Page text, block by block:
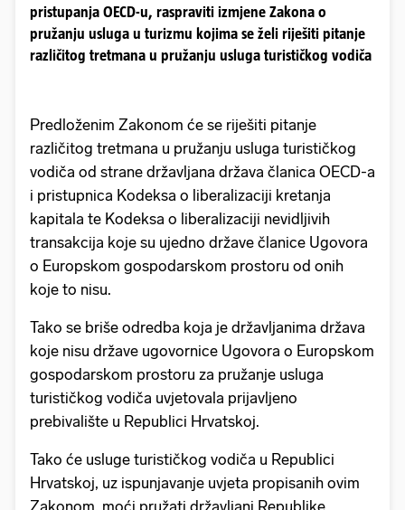
pristupanja OECD-u, raspraviti izmjene Zakona o
pružanju usluga u turizmu kojima se želi riješiti pitanje
različitog tretmana u pružanju usluga turističkog vodiča
Predloženim Zakonom će se riješiti pitanje
različitog tretmana u pružanju usluga turističkog
vodiča od strane državljana država članica OECD-a
i pristupnica Kodeksa o liberalizaciji kretanja
kapitala te Kodeksa o liberalizaciji nevidljivih
transakcija koje su ujedno države članice Ugovora
o Europskom gospodarskom prostoru od onih
koje to nisu.
Tako se briše odredba koja je državljanima država
koje nisu države ugovornice Ugovora o Europskom
gospodarskom prostoru za pružanje usluga
turističkog vodiča uvjetovala prijavljeno
prebivalište u Republici Hrvatskoj.
Tako će usluge turističkog vodiča u Republici
Hrvatskoj, uz ispunjavanje uvjeta propisanih ovim